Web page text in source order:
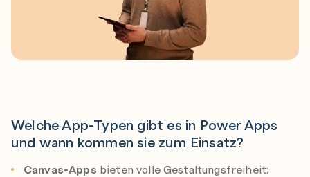
Welche App-Typen gibt es in Power Apps
und wann kommen sie zum Einsatz?
Canvas-Apps bieten volle Gestaltungsfreiheit: